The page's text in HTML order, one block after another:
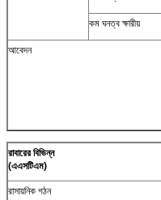
কম ঘনত্ব ক্ষারীয়
আবেদন
রাবারের বিভিন্ন
(এএসটিএম)
রাসায়নিক গঠন